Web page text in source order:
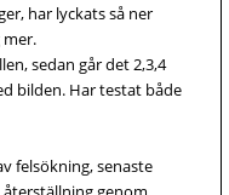
har lyckats så ner
sedan går det 2,3,4
bilden. Har testat både
felsökning, senaste